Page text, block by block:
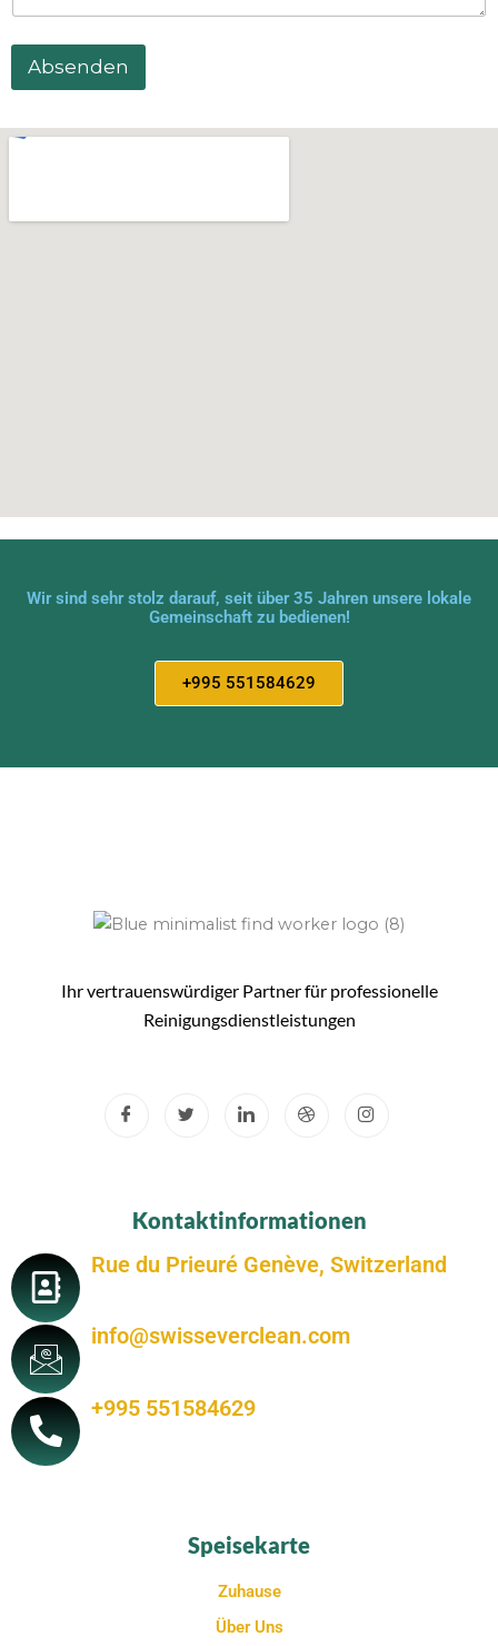
Absenden
Wir sind sehr stolz darauf, seit über 35 Jahren unsere lokale
Gemeinschaft zu bedienen!
+995 551584629
Ihr vertrauenswürdiger Partner für professionelle
Reinigungsdienstleistungen
Kontaktinformationen
Rue du Prieuré Genève, Switzerland
info@swisseverclean.com
+995 551584629
Speisekarte
Zuhause
Über Uns